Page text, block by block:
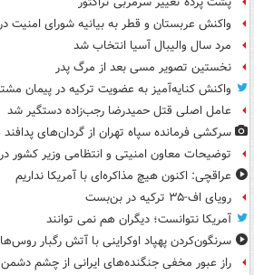
واکنش عربستان و قطر به بیانیه شورای امنیت
مرد سال والیبال آسیا انتخاب شد
نخستین تصویر مسی بعد از مرگ پدر
واکنش کنایه‌آمیز به عضویت ترکیه در پیمان
عامل اصلی قتل حمیدرضا رجب‌زاده دستگیر شد
سرکشی فرمانده سپاه تهران از گردان‌های پدافند
توضیحات معاون امنیتی و انتظامی وزیر کشور
عراقچی: اکنون هیچ مذاکره‌ای با آمریکا نداریم
رویای اف-۳۵ ترکیه در بن‌بست
آمریکا نتوانست؛ دیگران هم نمی توانند
سرنگون‌کردن پهپاد اوکراینی با آتش رگبار روس‌ها
راز عبور مخفی جنگنده‌های ایرانی از چشم دشمن